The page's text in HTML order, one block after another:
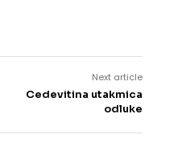
Next article
Cedevitina utakmica
odluke